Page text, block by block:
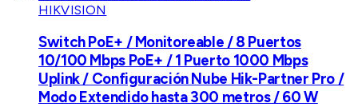
HIKVISION
Switch PoE+ / Monitoreable / 8 Puertos
10/100 Mbps PoE+ / 1 Puerto 1000 Mbps
Uplink / Configuración Nube Hik-Partner Pro /
Modo Extendido hasta 300 metros / 60 W